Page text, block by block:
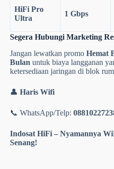
HiFi Pro
Ultra
1 Gbps
Segera Hubungi Marketing
Jangan lewatkan promo Hemat
Bulan untuk biaya langganan
ketersediaan jaringan di blok
👤 Haris Wifi
📞 WhatsApp/Telp:
Indosat HiFi – Nyamannya
Senang!